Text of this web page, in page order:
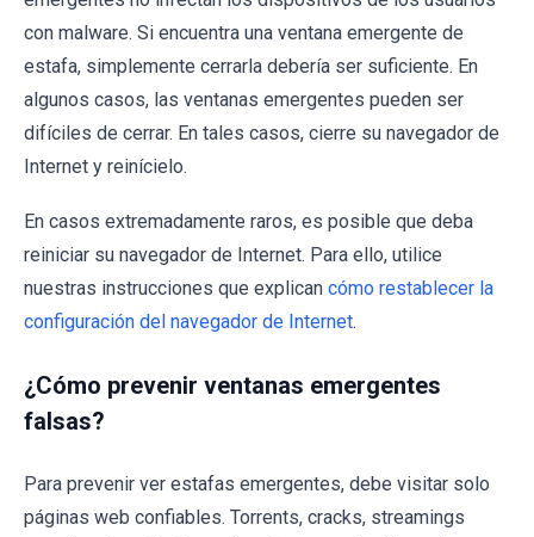
con malware. Si encuentra una ventana emergente de
estafa, simplemente cerrarla debería ser suficiente. En
algunos casos, las ventanas emergentes pueden ser
difíciles de cerrar. En tales casos, cierre su navegador de
Internet y reinícielo.
En casos extremadamente raros, es posible que deba
reiniciar su navegador de Internet. Para ello, utilice
nuestras instrucciones que explican cómo restablecer la
configuración del navegador de Internet.
¿Cómo prevenir ventanas emergentes
falsas?
Para prevenir ver estafas emergentes, debe visitar solo
páginas web confiables. Torrents, cracks, streamings